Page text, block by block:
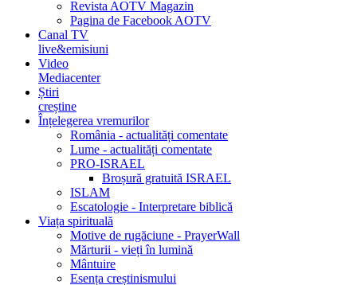
Revista AOTV Magazin
Pagina de Facebook AOTV
Canal TV
live&emisiuni
Video
Mediacenter
Știri
creștine
Înțelegerea vremurilor
România - actualități comentate
Lume - actualități comentate
PRO-ISRAEL
Broșură gratuită ISRAEL
ISLAM
Escatologie - Interpretare biblică
Viața spirituală
Motive de rugăciune - PrayerWall
Mărturii - vieți în lumină
Mântuire
Esența creștinismului